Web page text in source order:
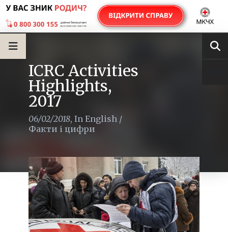
ICRC Activities
Highlights,
2017
06/02/2018, In English /
Факти і цифри